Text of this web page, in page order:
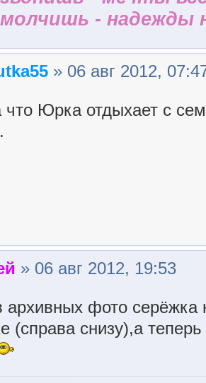
- надежды
» 06 авг 2012,
что Юрка отдыхает с
» 06 авг 2012, 19:53
архивных фото
(справа снизу),а